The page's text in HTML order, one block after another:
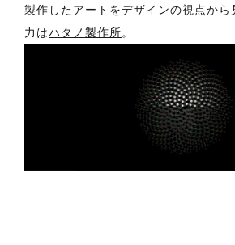
製作したアートをデザインの視点か
力はハタノ製作所。